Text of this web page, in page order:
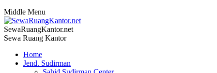
Middle Menu
SewaRuangKantor.net
Sewa Ruang Kantor
Home
Jend. Sudirman